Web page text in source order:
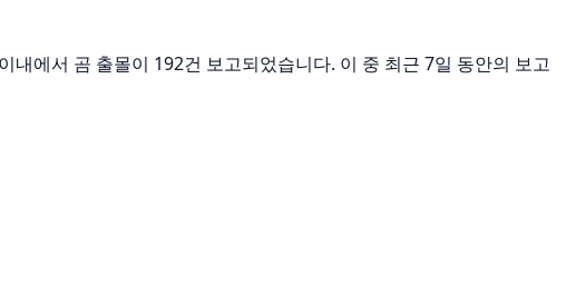
에서 곰 출몰이 192건 보고되었습니다. 이 중 최근 7일 동안의 보고